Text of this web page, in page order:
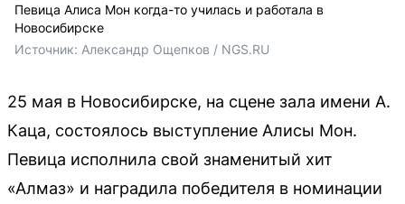
Певица Алиса Мон когда-то училась и работала в
Новосибирске
Источник: Александр Ощепков / NGS.RU
25 мая в Новосибирске, на сцене зала имени А.
Каца, состоялось выступление Алисы Мон.
Певица исполнила свой знаменитый хит
«Алмаз» и наградила победителя в номинации